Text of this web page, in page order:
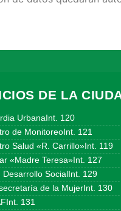
DE LA
UrbanaInt. 120
de MonitoreoInt. 121
Salud «R. Carrillo»Int. 119
«Madre Teresa»Int. 127
Desarrollo SocialInt. 129
de la MujerInt. 130
131